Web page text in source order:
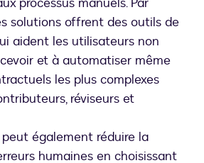
solutions offrent des outils de
aident les utilisateurs non
et à automatiser même
les plus complexes
réviseurs et
également réduire la
humaines en choisissant